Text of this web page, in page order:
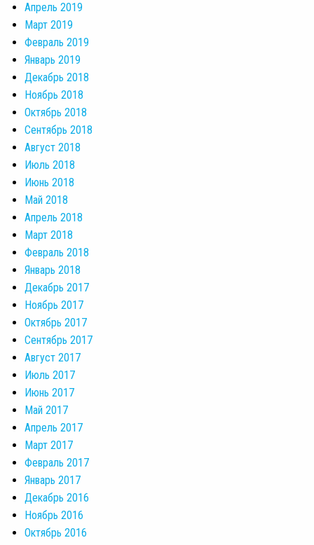
Апрель 2019
Март 2019
Февраль 2019
Январь 2019
Декабрь 2018
Ноябрь 2018
Октябрь 2018
Сентябрь 2018
Август 2018
Июль 2018
Июнь 2018
Май 2018
Апрель 2018
Март 2018
Февраль 2018
Январь 2018
Декабрь 2017
Ноябрь 2017
Октябрь 2017
Сентябрь 2017
Август 2017
Июль 2017
Июнь 2017
Май 2017
Апрель 2017
Март 2017
Февраль 2017
Январь 2017
Декабрь 2016
Ноябрь 2016
Октябрь 2016